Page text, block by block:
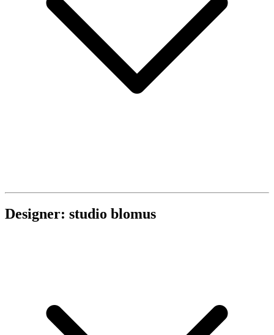
Designer: studio blomus